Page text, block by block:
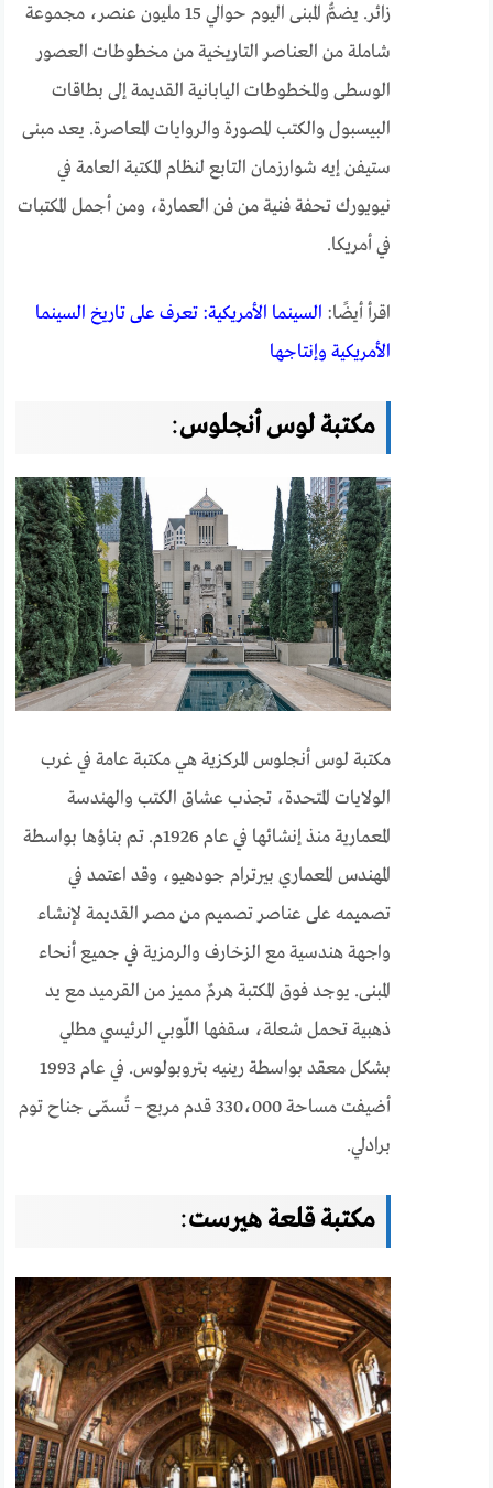
زائر. يضمُّ المبنى اليوم حوالي 15 مليون عنصر، مجموعة
شاملة من العناصر التاريخية من مخطوطات العصور
الوسطى والمخطوطات اليابانية القديمة إلى بطاقات
البيسبول والكتب المصورة والروايات المعاصرة. يعد مبنى
ستيفن إيه شوارزمان التابع لنظام المكتبة العامة في
نيويورك تحفة فنية من فن العمارة، ومن أجمل المكتبات
في أمريكا.
اقرأ أيضًا: السينما الأمريكية: تعرف على تاريخ السينما
الأمريكية وإنتاجها
مكتبة لوس أنجلوس:
مكتبة لوس أنجلوس المركزية هي مكتبة عامة في غرب
الولايات المتحدة، تجذب عشاق الكتب والهندسة
المعمارية منذ إنشائها في عام 1926م. تم بناؤها بواسطة
المهندس المعماري بيرترام جودهيو، وقد اعتمد في
تصميمه على عناصر تصميم من مصر القديمة لإنشاء
واجهة هندسية مع الزخارف والرمزية في جميع أنحاء
المبنى. يوجد فوق المكتبة هرمٌ مميز من القرميد مع يد
ذهبية تحمل شعلة، سقفها اللّوبي الرئيسي مطلي
بشكل معقد بواسطة رينيه بتروبولوس. في عام 1993
أضيفت مساحة 330،000 قدم مربع – تُسمّى جناح توم
برادلي.
مكتبة قلعة هيرست: